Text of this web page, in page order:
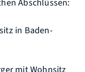
Abschlüssen:
in Baden-